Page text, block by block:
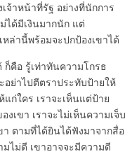
จ้าหน้าที่รัฐ อย่างที่นักการ
ได้มีเงินมากนัก แต่
หล่านี้พร้อมจะปกป้องเขาได้
ก็คือ รู้เท่าทันความโกรธ
อย่าไปตีตราประทับป้ายให้
แก่ใคร เราจะเห็นแต่ป้าย
เขา เราจะไม่เห็นความเจ็บ
า ตามที่ได้ยินได้ฟังมาจากสื่อ
ไม่ดี เขาอาจจะมีความดี